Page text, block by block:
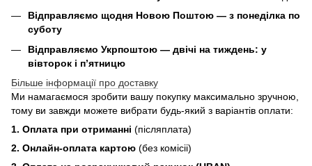
Відправляємо щодня Новою Поштою — з понеділка по
суботу
Відправляємо Укрпоштою — двічі на тиждень: у
вівторок і п’ятницю
Більше інформації про доставку
Ми намагаємося зробити вашу покупку максимально зручною,
тому ви завжди можете вибрати будь-який з варіантів оплати:
1. Оплата при отриманні (післяплата)
2. Онлайн-оплата картою (без комісіі)